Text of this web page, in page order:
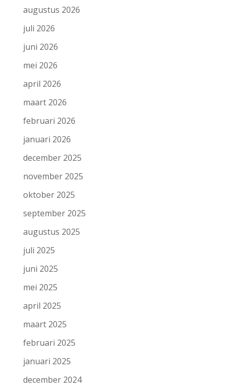
augustus 2026
juli 2026
juni 2026
mei 2026
april 2026
maart 2026
februari 2026
januari 2026
december 2025
november 2025
oktober 2025
september 2025
augustus 2025
juli 2025
juni 2025
mei 2025
april 2025
maart 2025
februari 2025
januari 2025
december 2024